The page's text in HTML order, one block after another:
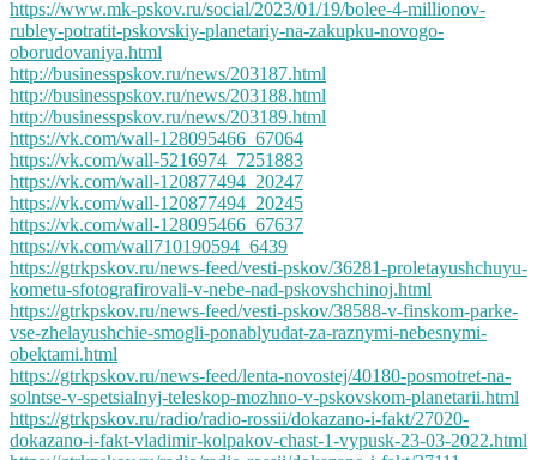
https://www.mk-pskov.ru/social/2023/01/19/bolee-4-millionov-
rubley-potratit-pskovskiy-planetariy-na-zakupku-novogo-
oborudovaniya.html
http://businesspskov.ru/news/203187.html
http://businesspskov.ru/news/203188.html
http://businesspskov.ru/news/203189.html
https://vk.com/wall-128095466_67064
https://vk.com/wall-5216974_7251883
https://vk.com/wall-120877494_20247
https://vk.com/wall-120877494_20245
https://vk.com/wall-128095466_67637
https://vk.com/wall710190594_6439
https://gtrkpskov.ru/news-feed/vesti-pskov/36281-proletayushchuyu-
kometu-sfotografirovali-v-nebe-nad-pskovshchinoj.html
https://gtrkpskov.ru/news-feed/vesti-pskov/38588-v-finskom-parke-
vse-zhelayushchie-smogli-ponablyudat-za-raznymi-nebesnymi-
obektami.html
https://gtrkpskov.ru/news-feed/lenta-novostej/40180-posmotret-na-
solntse-v-spetsialnyj-teleskop-mozhno-v-pskovskom-planetarii.html
https://gtrkpskov.ru/radio/radio-rossii/dokazano-i-fakt/27020-
dokazano-i-fakt-vladimir-kolpakov-chast-1-vypusk-23-03-2022.html